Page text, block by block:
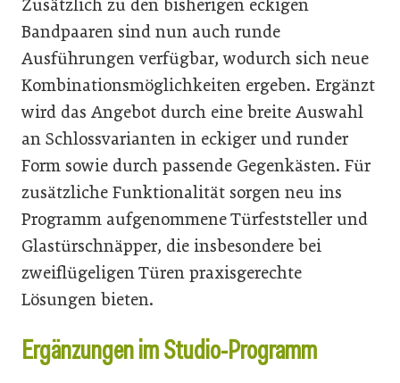
Zusätzlich zu den bisherigen eckigen
Bandpaaren sind nun auch runde
Ausführungen verfügbar, wodurch sich neue
Kombinationsmöglichkeiten ergeben. Ergänzt
wird das Angebot durch eine breite Auswahl
an Schlossvarianten in eckiger und runder
Form sowie durch passende Gegenkästen. Für
zusätzliche Funktionalität sorgen neu ins
Programm aufgenommene Türfeststeller und
Glastürschnäpper, die insbesondere bei
zweiflügeligen Türen praxisgerechte
Lösungen bieten.
Ergänzungen im Studio-Programm